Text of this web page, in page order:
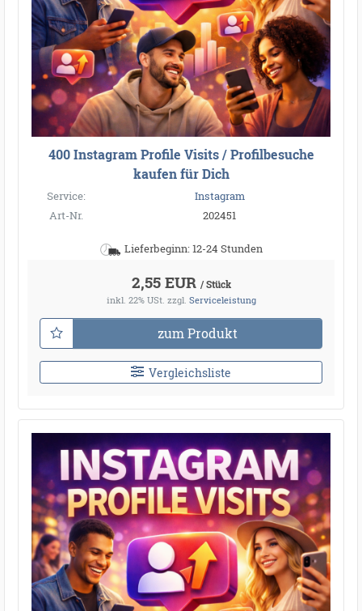
400 Instagram Profile Visits / Profilbesuche
kaufen für Dich
Service:
Instagram
Art-Nr.
202451
Lieferbeginn: 12-24 Stunden
2,55 EUR / Stück
inkl. 22% USt. zzgl. Serviceleistung
zum Produkt
Vergleichsliste